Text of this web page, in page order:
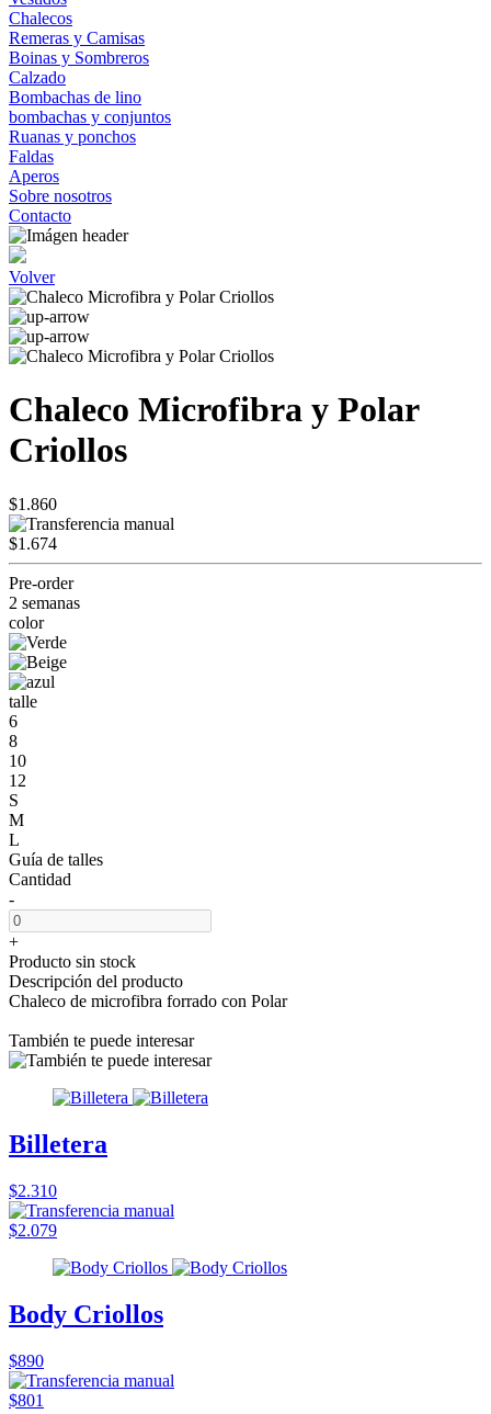
Chalecos
Remeras y Camisas
Boinas y Sombreros
Calzado
Bombachas de lino
bombachas y conjuntos
Ruanas y ponchos
Faldas
Aperos
Sobre nosotros
Contacto
Volver
Chaleco Microfibra y Polar
Criollos
$1.860
$1.674
Pre-order
2 semanas
color
talle
6
8
10
12
S
M
L
Guía de talles
Cantidad
-
+
Producto sin stock
Descripción del producto
Chaleco de microfibra forrado con Polar
También te puede interesar
Billetera
$2.310
$2.079
Body Criollos
$890
$801